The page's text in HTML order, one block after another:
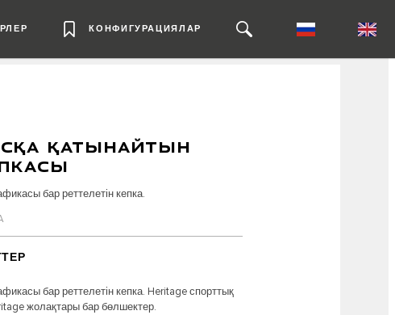
КОНФИГУРАЦИЯЛАР
ҚАТЫНАЙТЫН
бар реттелетін кепка.
бар реттелетін кепка. Heritage спорттық
жолақтары бар бөлшектер.